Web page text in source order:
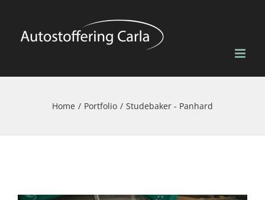
content
Home Portfolio Studebaker - Panhard